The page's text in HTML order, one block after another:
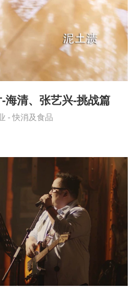
海清、张艺兴-挑战篇
-快消及食品